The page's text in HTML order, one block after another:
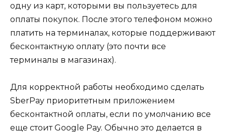
одну из карт, которыми вы пользуетесь для
оплаты покупок. После этого телефоном можно
платить на терминалах, которые поддерживают
бесконтактную оплату (это почти все
терминалы в магазинах).
Для корректной работы необходимо сделать
SberPay приоритетным приложением
бесконтактной оплаты, если по умолчанию все
еще стоит Google Pay. Обычно это делается в